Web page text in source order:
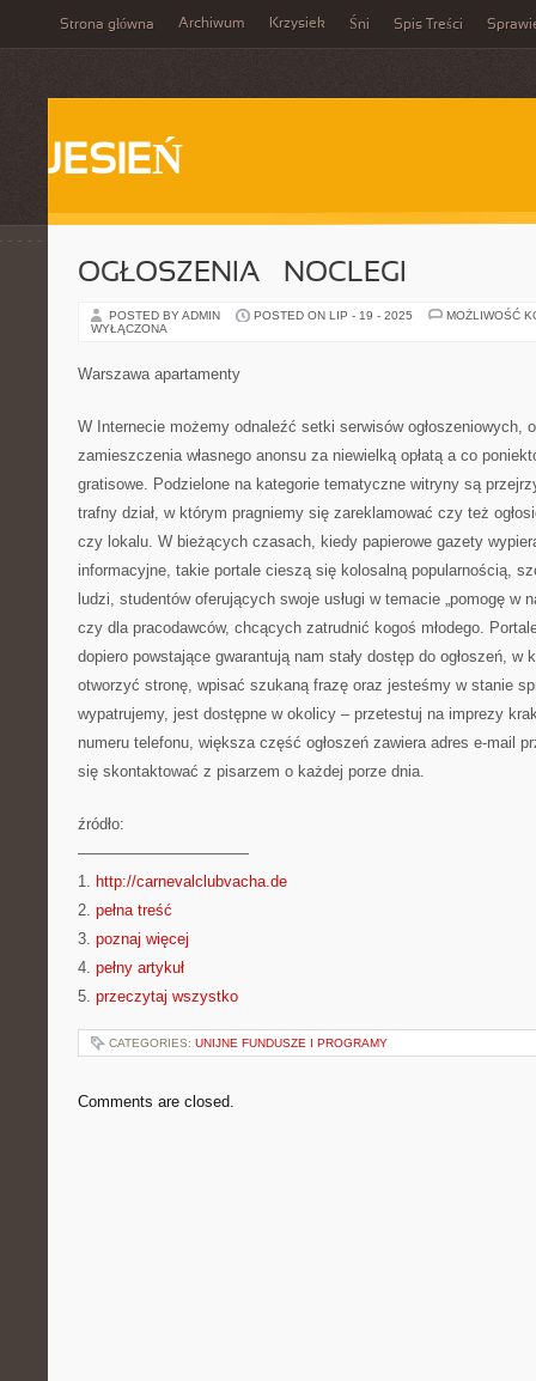
Strona główna Archiwum Krzysiek Śni Spis Treści
JESIEŃ
OGŁOSZENIA – NOCLEGI
POSTED BY ADMIN POSTED ON LIP - 19 - 2025
MOŻLIWOŚĆ
WYŁĄCZONA
Warszawa apartamenty
W Internecie możemy odnaleźć setki serwisów ogłoszeniowych,
zamieszczenia własnego anonsu za niewielką opłatą a co
gratisowe. Podzielone na kategorie tematyczne witryny są
trafny dział, w którym pragniemy się zareklamować czy też
czy lokalu. W bieżących czasach, kiedy papierowe gazety
informacyjne, takie portale cieszą się kolosalną popularnością,
ludzi, studentów oferujących swoje usługi w temacie „pomogę w
czy dla pracodawców, chcących zatrudnić kogoś młodego.
dopiero powstające gwarantują nam stały dostęp do ogłoszeń, w
otworzyć stronę, wpisać szukaną frazę oraz jesteśmy w stanie
wypatrujemy, jest dostępne w okolicy – przetestuj na imprezy
numeru telefonu, większa część ogłoszeń zawiera adres e-mail
się skontaktować z pisarzem o każdej porze dnia.
źródło:
———————————
1. http://carnevalclubvacha.de
2. pełna treść
3. poznaj więcej
4. pełny artykuł
5. przeczytaj wszystko
CATEGORIES: UNIJNE FUNDUSZE I PROGRAMY
Comments are closed.